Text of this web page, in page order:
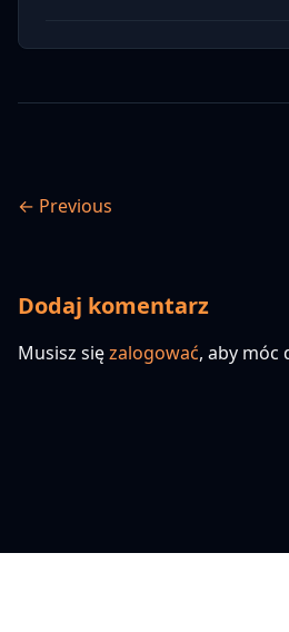
← Previous
Dodaj komentarz
Musisz sięzalogować, aby móc